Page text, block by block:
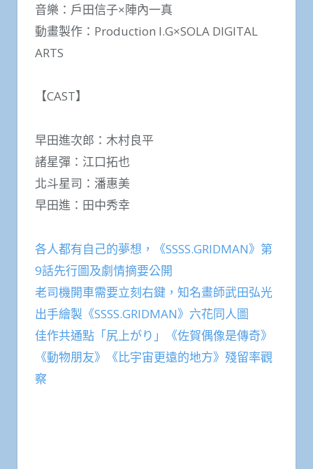
音樂：戶田信子×陣內一真
動畫製作：Production I.G×SOLA DIGITAL
ARTS
【CAST】
早田進次郎：木村良平
諸星彈：江口拓也
北斗星司：潘惠美
早田進：田中秀幸
各人都有自己的夢想，《SSSS.GRIDMAN》第
9話先行圖及劇情摘要公開
老司機開車需要立刻右鍵，知名畫師武田弘光
出手繪製《SSSS.GRIDMAN》六花同人圖
佳作共通點「尻上がり」《佐賀偶像是傳奇》
《動物朋友》《比宇宙更遠的地方》殘留率觀
察